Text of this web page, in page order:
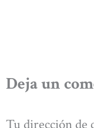
Deja un